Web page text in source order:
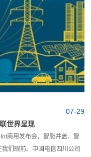
07-29
世界呈现
商用发布会，智能井盖、智
们眼前。中国电信四川公司